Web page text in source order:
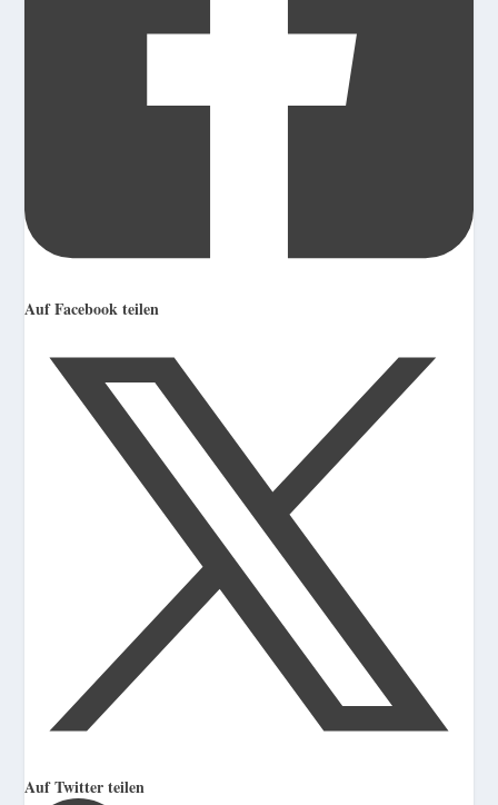
Auf Facebook teilen
Auf Twitter teilen